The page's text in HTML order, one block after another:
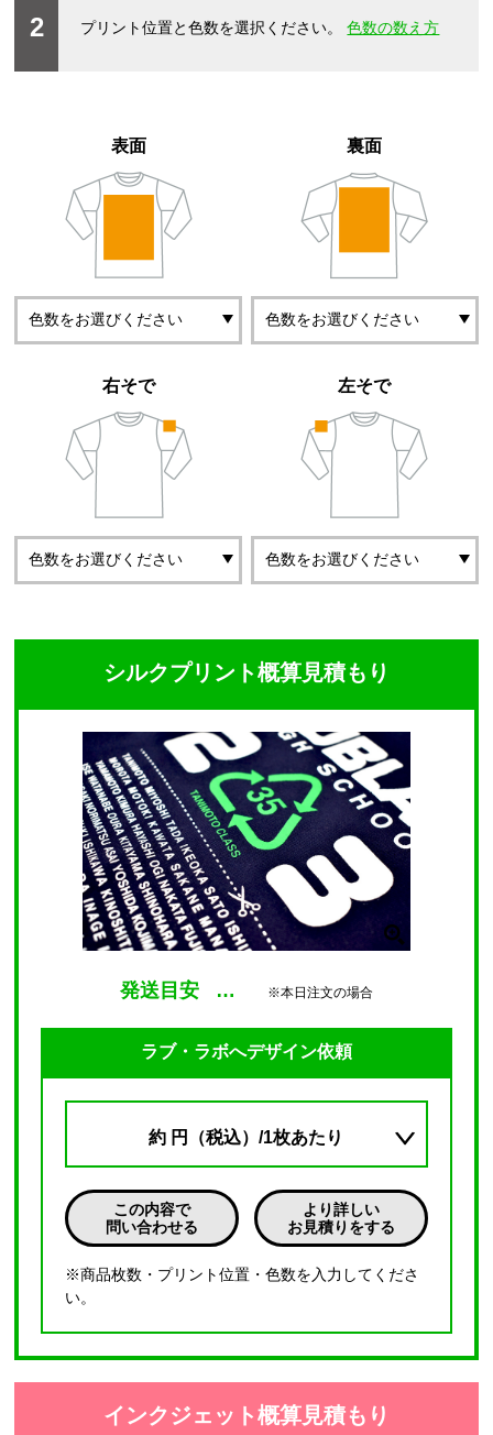
2 プリント位置と色数を選択ください。色数の数え方
表面 裏面
右そで 左そで
シルクプリント概算見積もり
発送目安 … ※本日注文の場合
ラブ・ラボへデザイン依頼
約 円（税込）/1枚あたり
この内容で
問い合わせる
より詳しい
お見積りをする
※商品枚数・プリント位置・色数を入力してくださ
い。
インクジェット概算見積もり